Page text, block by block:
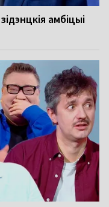
амбіцыі